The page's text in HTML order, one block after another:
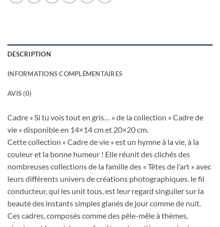
DESCRIPTION
INFORMATIONS COMPLÉMENTAIRES
AVIS (0)
Cadre « Si tu vois tout en gris… » de la collection « Cadre de
vie » disponible en 14×14 cm et 20×20 cm.
Cette collection « Cadre de vie » est un hymne à la vie, à la
couleur et la bonne humeur ! Elle réunit des clichés des
nombreuses collections de la famille des « Têtes de l’art » avec
leurs différents univers de créations photographiques. le fil
conducteur, qui les unit tous, est leur regard singulier sur la
beauté des instants simples glanés de jour comme de nuit.
Ces cadres, composés comme des pêle-mêle à thèmes,